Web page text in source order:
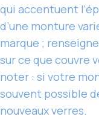
qui accentuent
d’une monture
marque ;
sur ce que couvre
noter : si votre
souvent possible
nouveaux verres.